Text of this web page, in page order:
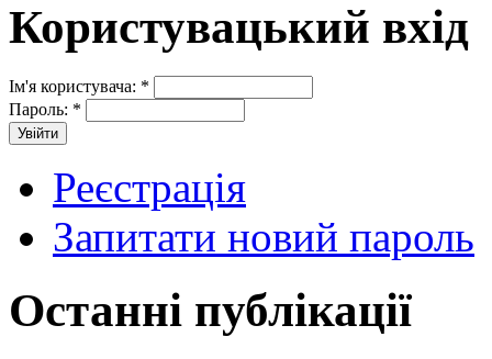
Користувацький вхід
Ім'я користувача: *
Пароль: *
Реєстрація
Запитати новий пароль
Останні публікації